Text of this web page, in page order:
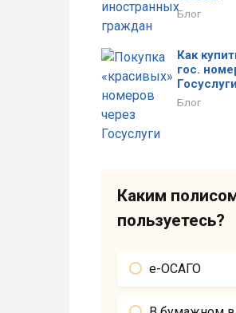
Блог
Как
гос.
Госуслуги
Блог
Каким
пользуетесь?
е-ОСАГО